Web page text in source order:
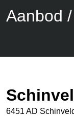
Aanbod /
6451 AD